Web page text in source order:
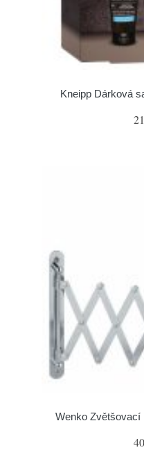
Kneipp Dárková
Wenko Zvětšovací